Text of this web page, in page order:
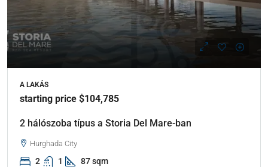
A LAKÁS
starting price $104,785
2 hálószoba típus a Storia Del Mare-ban
Hurghada City
2 1 87 sqm